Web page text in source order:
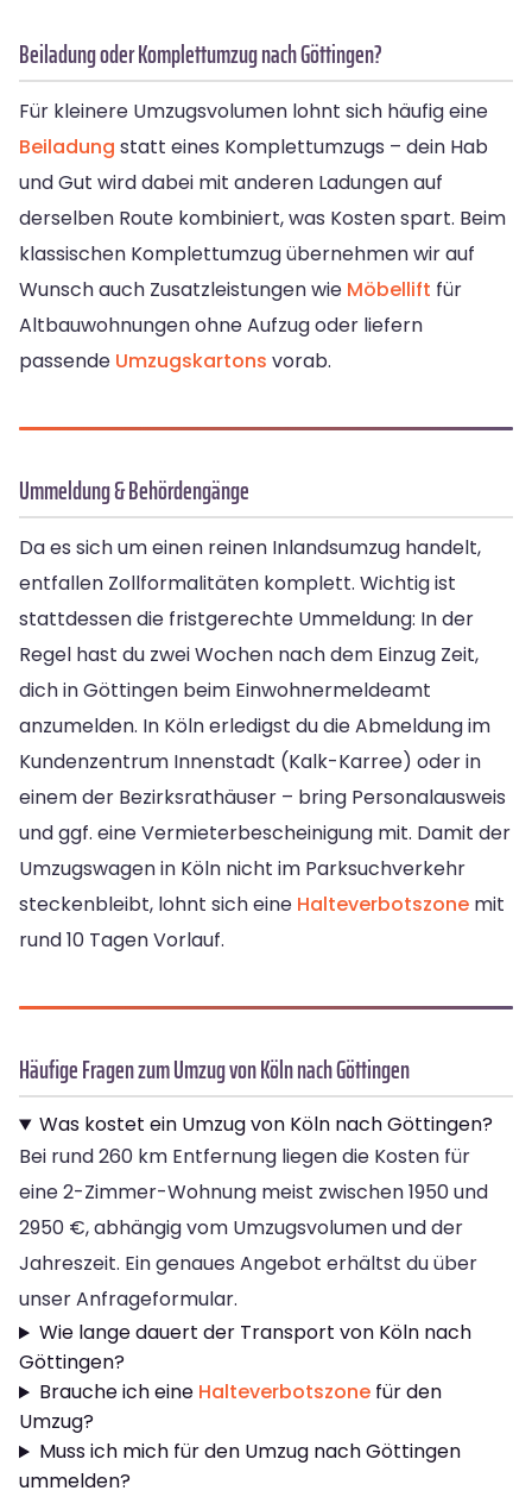
Beiladung oder Komplettumzug nach Göttingen?
Für kleinere Umzugsvolumen lohnt sich häufig eine
Beiladung statt eines Komplettumzugs – dein Hab
und Gut wird dabei mit anderen Ladungen auf
derselben Route kombiniert, was Kosten spart. Beim
klassischen Komplettumzug übernehmen wir auf
Wunsch auch Zusatzleistungen wie Möbellift für
Altbauwohnungen ohne Aufzug oder liefern
passende Umzugskartons vorab.
Ummeldung & Behördengänge
Da es sich um einen reinen Inlandsumzug handelt,
entfallen Zollformalitäten komplett. Wichtig ist
stattdessen die fristgerechte Ummeldung: In der
Regel hast du zwei Wochen nach dem Einzug Zeit,
dich in Göttingen beim Einwohnermeldeamt
anzumelden. In Köln erledigst du die Abmeldung im
Kundenzentrum Innenstadt (Kalk-Karree) oder in
einem der Bezirksrathäuser – bring Personalausweis
und ggf. eine Vermieterbescheinigung mit. Damit der
Umzugswagen in Köln nicht im Parksuchverkehr
steckenbleibt, lohnt sich eine Halteverbotszone mit
rund 10 Tagen Vorlauf.
Häufige Fragen zum Umzug von Köln nach Göttingen
Was kostet ein Umzug von Köln nach Göttingen?
Bei rund 260 km Entfernung liegen die Kosten für
eine 2-Zimmer-Wohnung meist zwischen 1950 und
2950 €, abhängig vom Umzugsvolumen und der
Jahreszeit. Ein genaues Angebot erhältst du über
unser Anfrageformular.
Wie lange dauert der Transport von Köln nach
Göttingen?
Brauche ich eine Halteverbotszonefür den
Umzug?
Muss ich mich für den Umzug nach Göttingen
ummelden?